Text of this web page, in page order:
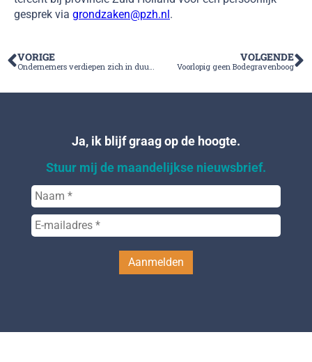
gesprek via grondzaken@pzh.nl.
VORIGE VOLGENDE
Voorlopig geen Bodegravenboog
Ja, ik blijf graag op de hoogte.
Stuur mij de maandelijkse nieuwsbrief.